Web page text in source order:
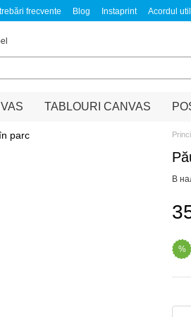
frecvente Blog Instaprint
Acordul
TABLOURI CANVAS
В
%